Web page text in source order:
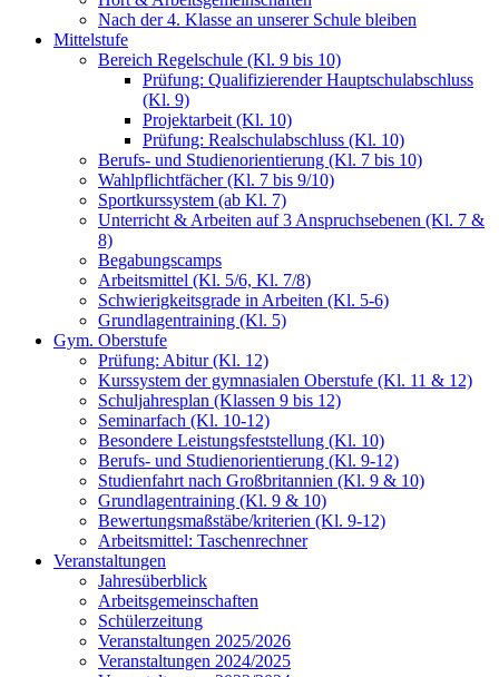
Nach der 4. Klasse an unserer Schule bleiben
Mittelstufe
Bereich Regelschule (Kl. 9 bis 10)
Prüfung: Qualifizierender Hauptschulabschluss
(Kl. 9)
Projektarbeit (Kl. 10)
Prüfung: Realschulabschluss (Kl. 10)
Berufs- und Studienorientierung (Kl. 7 bis 10)
Wahlpflichtfächer (Kl. 7 bis 9/10)
Sportkurssystem (ab Kl. 7)
Unterricht & Arbeiten auf 3 Anspruchsebenen (Kl. 7 &
8)
Begabungscamps
Arbeitsmittel (Kl. 5/6, Kl. 7/8)
Schwierigkeitsgrade in Arbeiten (Kl. 5-6)
Grundlagentraining (Kl. 5)
Gym. Oberstufe
Prüfung: Abitur (Kl. 12)
Kurssystem der gymnasialen Oberstufe (Kl. 11 & 12)
Schuljahresplan (Klassen 9 bis 12)
Seminarfach (Kl. 10-12)
Besondere Leistungsfeststellung (Kl. 10)
Berufs- und Studienorientierung (Kl. 9-12)
Studienfahrt nach Großbritannien (Kl. 9 & 10)
Grundlagentraining (Kl. 9 & 10)
Bewertungsmaßstäbe/kriterien (Kl. 9-12)
Arbeitsmittel: Taschenrechner
Veranstaltungen
Jahresüberblick
Arbeitsgemeinschaften
Schülerzeitung
Veranstaltungen 2025/2026
Veranstaltungen 2024/2025